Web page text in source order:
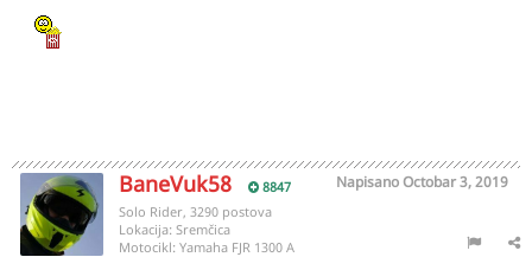
BaneVuk58 8847 NapisanoOctobar 3, 2019
Solo Rider, 3290 postova
Lokacija: Sremčica
Motocikl: Yamaha FJR 1300 A